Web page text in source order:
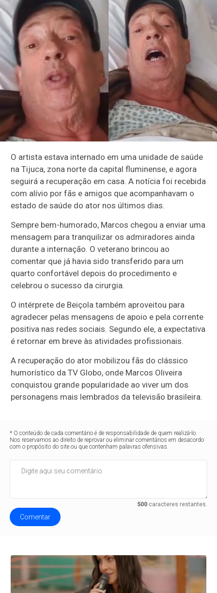
O artista estava internado em uma unidade de saúde
na Tijuca, zona norte da capital fluminense, e agora
seguirá a recuperação em casa. A notícia foi recebida
com alívio por fãs e amigos que acompanhavam o
estado de saúde do ator nos últimos dias.
Sempre bem-humorado, Marcos chegou a enviar uma
mensagem para tranquilizar os admiradores ainda
durante a internação. O veterano brincou ao
comentar que já havia sido transferido para um
quarto confortável depois do procedimento e
celebrou o sucesso da cirurgia.
O intérprete de Beiçola também aproveitou para
agradecer pelas mensagens de apoio e pela corrente
positiva nas redes sociais. Segundo ele, a expectativa
é retornar em breve às atividades profissionais.
A recuperação do ator mobilizou fãs do clássico
humorístico daTV Globo, onde Marcos Oliveira
conquistou grande popularidade ao viver um dos
personagens mais lembrados da televisão brasileira.
* O conteúdo de cada comentário é de responsabilidade de quem realizá-lo.
Nos reservamos ao direito de reprovar ou eliminar comentários em desacordo
com o propósito do site ou que contenham palavras ofensivas.
500caracteres restantes.
Comentar